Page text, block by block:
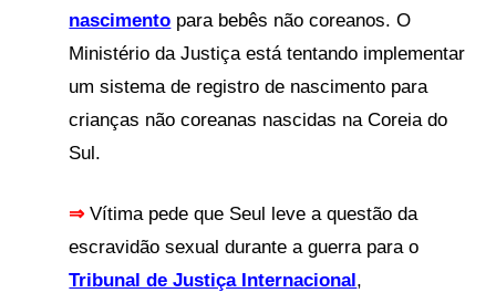
nascimento para bebês não coreanos. O
Ministério da Justiça está tentando implementar
um sistema de registro de nascimento para
crianças não coreanas nascidas na Coreia do
Sul.
⇒Vítima pede que Seul leve a questão da
escravidão sexual durante a guerra para o
Tribunal de Justiça Internacional,